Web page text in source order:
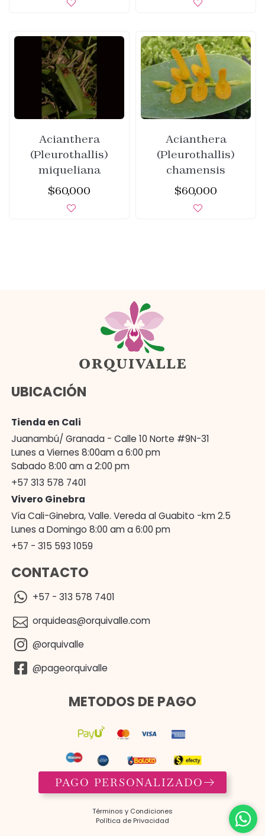
Acianthera
(Pleurothallis)
miqueliana
$60,000
Acianthera
(Pleurothallis)
chamensis
$60,000
UBICACIÓN
Tienda en Cali
Juanambú/ Granada - Calle 10 Norte #9N-31
Lunes a Viernes 8:00am a 6:00 pm
Sabado 8:00 am a 2:00 pm
+57 313 578 7401
Vivero Ginebra
Vía Cali-Ginebra, Valle. Vereda al Guabito -km 2.5
Lunes a Domingo 8:00 am a 6:00 pm
+57 - 315 593 1059
CONTACTO
+57 - 313 578 7401
orquideas@orquivalle.com
@orquivalle
@pageorquivalle
METODOS DE PAGO
PAGO PERSONALIZADO
Términos y Condiciones​
Política de Privacidad